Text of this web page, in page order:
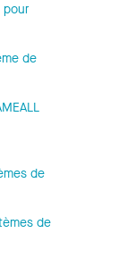
pour
de
de
de